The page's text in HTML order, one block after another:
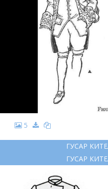
5
ГУСАР
ГУСАР